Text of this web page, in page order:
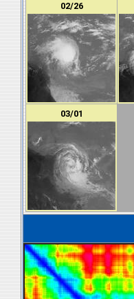
02/26
03/01